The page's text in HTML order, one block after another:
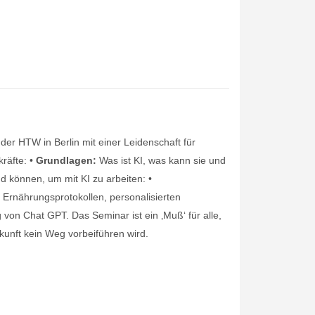
HTW in Berlin mit einer Leidenschaft für
• Grundlagen: Was ist KI, was kann sie und
können, um mit KI zu arbeiten: •
personalisierten
Chat GPT. Das Seminar ist ein ‚Muß‘ für alle,
kein Weg vorbeiführen wird.